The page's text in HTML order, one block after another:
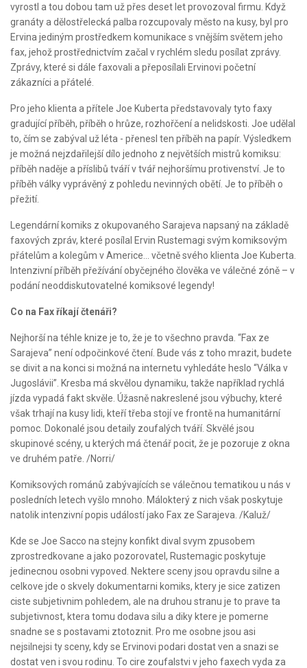
vyrostl a tou dobou tam už přes deset let provozoval firmu. Když
granáty a dělostřelecká palba rozcupovaly město na kusy, byl pro
Ervina jediným prostředkem komunikace s vnějším světem jeho
fax, jehož prostřednictvím začal v rychlém sledu posílat zprávy.
Zprávy, které si dále faxovali a přeposílali Ervinovi početní
zákazníci a přátelé.
Pro jeho klienta a přítele Joe Kuberta představovaly tyto faxy
gradující příběh, příběh o hrůze, rozhořčení a nelidskosti. Joe udělal
to, čím se zabýval už léta - přenesl ten příběh na papír. Výsledkem
je možná nejzdařilejší dílo jednoho z největších mistrů komiksu:
příběh naděje a příslibů tváří v tvář nejhoršímu protivenství. Je to
příběh války vyprávěný z pohledu nevinných obětí. Je to příběh o
přežití.
Legendární komiks z okupovaného Sarajeva napsaný na základě
faxových zpráv, které posílal Ervin Rustemagi svým komiksovým
přátelům a kolegům v Americe... včetně svého klienta Joe Kuberta.
Intenzivní příběh přežívání obyčejného člověka ve válečné zóně – v
podání neoddiskutovatelné komiksové legendy!
Co na Fax říkají čtenáři?
Nejhorší na téhle knize je to, že je to všechno pravda. “Fax ze
Sarajeva” není odpočinkové čtení. Bude vás z toho mrazit, budete
se divit a na konci si možná na internetu vyhledáte heslo “Válka v
Jugoslávii”. Kresba má skvělou dynamiku, takže například rychlá
jízda vypadá fakt skvěle. Úžasně nakreslené jsou výbuchy, které
však trhají na kusy lidi, kteří třeba stojí ve frontě na humanitární
pomoc. Dokonalé jsou detaily zoufalých tváří. Skvělé jsou
skupinové scény, u kterých má čtenář pocit, že je pozoruje z okna
ve druhém patře. /Norri/
Komiksových románů zabývajících se válečnou tematikou u nás v
posledních letech vyšlo mnoho. Málokterý z nich však poskytuje
natolik intenzivní popis událostí jako Fax ze Sarajeva. /Kaluž/
Kde se Joe Sacco na stejny konfikt dival svym zpusobem
zprostredkovane a jako pozorovatel, Rustemagic poskytuje
jedinecnou osobni vypoved. Nektere sceny jsou opravdu silne a
celkove jde o skvely dokumentarni komiks, ktery je sice zatizen
ciste subjetivnim pohledem, ale na druhou stranu je to prave ta
subjetivnost, ktera tomu dodava silu a diky ktere je pomerne
snadne se s postavami ztotoznit. Pro me osobne jsou asi
nejsilnejsi ty sceny, kdy se Ervinovi podari dostat ven a snazi se
dostat ven i svou rodinu. To cire zoufalstvi v jeho faxech vyda za